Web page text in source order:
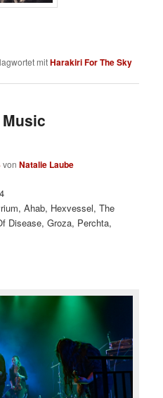
mitHarakiri For The Sky
vonNatalie Laube
Ahab, Hexvessel, The
Disease, Groza, Perchta,